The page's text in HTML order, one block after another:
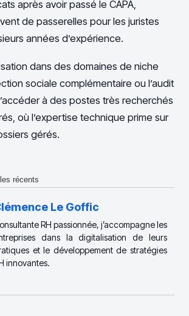
après avoir passé le CAPA,
de passerelles pour les juristes
années d’expérience.
dans des domaines de niche
sociale complémentaire ou l’audit
à des postes très recherchés
où l’expertise technique prime sur
gérés.
récents
Le Goffic
RH passionnée, j’accompagne les
dans la digitalisation de leurs
et le développement de stratégies
innovantes.